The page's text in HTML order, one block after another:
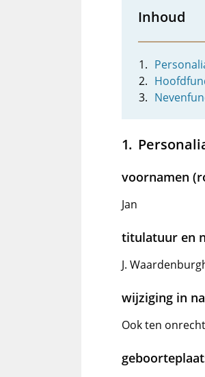
Inhoud
voornamen
Jan
titulatuur en
J.
wijziging in
Ook ten